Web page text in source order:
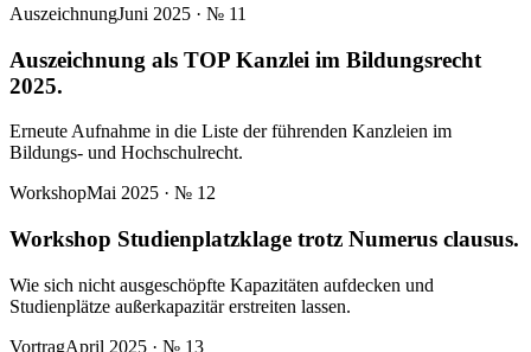
AuszeichnungJuni 2025 · № 11
Auszeichnung als TOP Kanzlei im Bildungsrecht
2025.
Erneute Aufnahme in die Liste der führenden Kanzleien im
Bildungs- und Hochschulrecht.
WorkshopMai 2025 · № 12
Workshop Studienplatzklage trotz Numerus clausus.
Wie sich nicht ausgeschöpfte Kapazitäten aufdecken und
Studienplätze außerkapazitär erstreiten lassen.
VortragApril 2025 · № 13